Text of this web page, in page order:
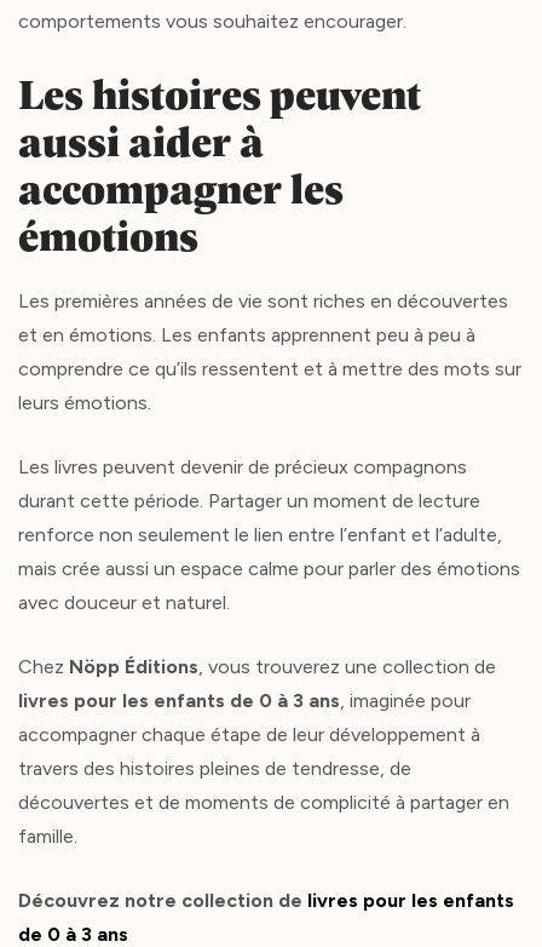
comportements vous souhaitez encourager.
Les histoires peuvent
aussi aider à
accompagner les
émotions
Les premières années de vie sont riches en découvertes
et en émotions. Les enfants apprennent peu à peu à
comprendre ce qu’ils ressentent et à mettre des mots sur
leurs émotions.
Les livres peuvent devenir de précieux compagnons
durant cette période. Partager un moment de lecture
renforce non seulement le lien entre l’enfant et l’adulte,
mais crée aussi un espace calme pour parler des émotions
avec douceur et naturel.
Chez Nöpp Éditions , vous trouverez une collection de
livres pour les enfants de 0 à 3 ans , imaginée pour
accompagner chaque étape de leur développement à
travers des histoires pleines de tendresse, de
découvertes et de moments de complicité à partager en
famille.
Découvrez notre collection de livres pour les enfants
de 0 à 3 ans